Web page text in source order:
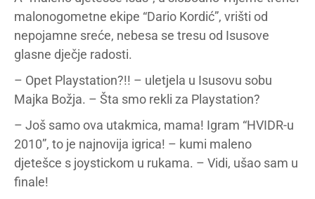
malonogometne ekipe “Dario Kordić”, vrišti od
nepojamne sreće, nebesa se tresu od Isusove
glasne dječje radosti.
– Opet Playstation?!! – uletjela u Isusovu sobu
Majka Božja. – Šta smo rekli za Playstation?
– Još samo ova utakmica, mama! Igram “HVIDR-u
2010”, to je najnovija igrica! – kumi maleno
djetešce s joystickom u rukama. – Vidi, ušao sam u
finale!